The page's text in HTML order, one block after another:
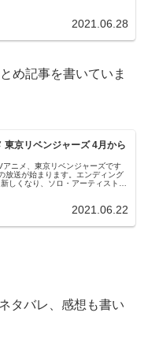
2021.06.28
め記事を書いていま
東京リベンジャーズ 4月から
ニメ、東京リベンジャーズです
放送が始まります。エンディング
しくなり、ソロ・アーティスト
2021.06.22
タバレ、感想も書い